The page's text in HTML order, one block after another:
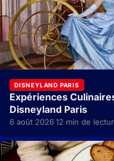
DISNEYLAND PARIS
Expériences
Disneyland Paris
6 août 2026·12 min de